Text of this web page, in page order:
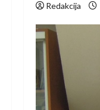
Redakcija